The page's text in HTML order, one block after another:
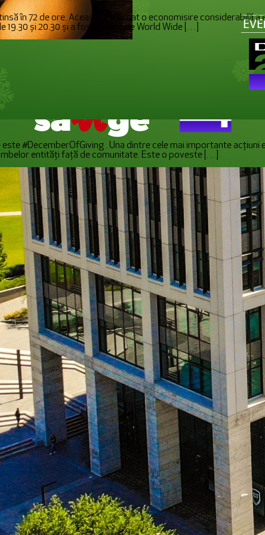
#DecemberOfGiving . Una dintre cele mai importante
entități față de comunitate. Este o poveste […]
în 72 de ore. Aceasta a marcat o economisire considerabilă
19.30 și 20.30 și a fost inițiată de World Wide […]